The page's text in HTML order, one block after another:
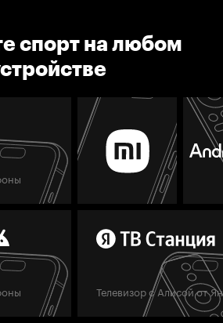
спорт на любом
Телевизор с Алисой от